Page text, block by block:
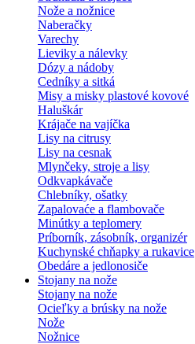
Nože a nožnice
Naberačky
Varechy
Lieviky a nálevky
Dózy a nádoby
Cedníky a sitká
Misy a misky plastové kovové
Haluškár
Krájače na vajíčka
Lisy na citrusy
Lisy na cesnak
Mlynčeky, stroje a lisy
Odkvapkávače
Chlebníky, ošatky
Zapalovaće a flambovače
Minútky a teplomery
Príborník, zásobník, organizér
Kuchynské chňapky a rukavice
Obedáre a jedlonosiče
Stojany na nože
Stojany na nože
Ocieľky a brúsky na nože
Nože
Nožnice